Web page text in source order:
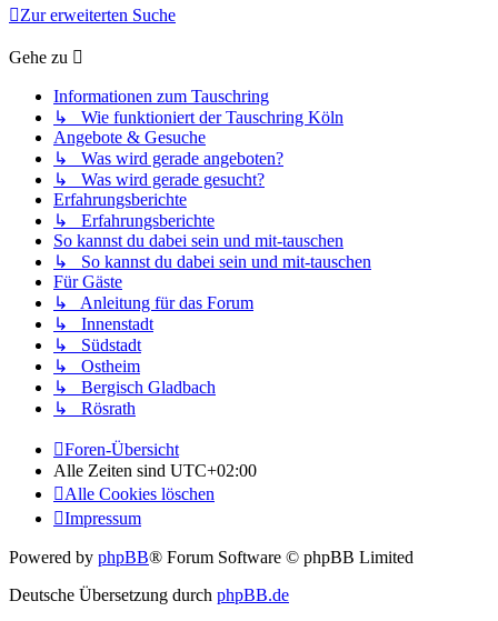
Zur erweiterten Suche
Gehe zu
Informationen zum Tauschring
↳ Wie funktioniert der Tauschring Köln
Angebote & Gesuche
↳ Was wird gerade angeboten?
↳ Was wird gerade gesucht?
Erfahrungsberichte
↳ Erfahrungsberichte
So kannst du dabei sein und mit-tauschen
↳ So kannst du dabei sein und mit-tauschen
Für Gäste
↳ Anleitung für das Forum
↳ Innenstadt
↳ Südstadt
↳ Ostheim
↳ Bergisch Gladbach
↳ Rösrath
Foren-Übersicht
Alle Zeiten sind UTC+02:00
Alle Cookies löschen
Impressum
Powered by phpBB® Forum Software © phpBB Limited
Deutsche Übersetzung durch phpBB.de